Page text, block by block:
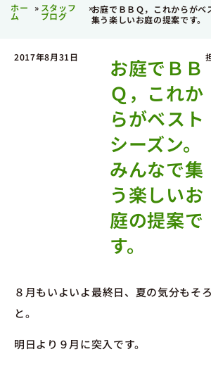
ホー
ム
» スタッフ
ブログ
»お庭でＢＢＱ，これからがベ
集う楽しいお庭の提案です。
2017年8月31日
お庭でＢＢ
Ｑ，これか
らがベスト
シーズン。
みんなで集
う楽しいお
庭の提案で
す。
８月もいよいよ最終日、夏の気分もそ
と。
明日より９月に突入です。